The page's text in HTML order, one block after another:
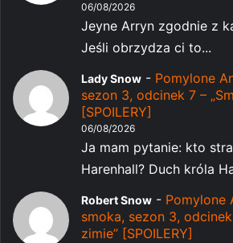
06/08/2026
Jeyne Arryn zgodnie z
Jeśli obrzydza ci to...
Lady Snow - Pomylone
sezon 3, odcinek 7 –
[SPOILERY]
06/08/2026
Ja mam pytanie: kto
Harenhall? Duch króla
Robert Snow - Pomylone
smoka, sezon 3,
zimie” [SPOILERY]